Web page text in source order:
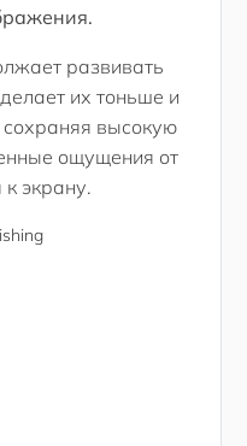
развивать
их тоньше и
высокую
ощущения от
к экрану.